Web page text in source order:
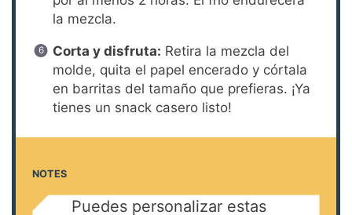
la mezcla.
Corta y disfruta: Retira la mezcla del
molde, quita el papel encerado y córtala
en barritas del tamaño que prefieras. ¡Ya
tienes un snack casero listo!
NOTES
Puedes personalizar estas